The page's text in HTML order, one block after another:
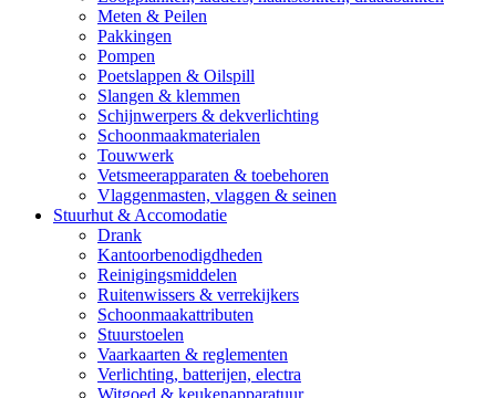
Meten & Peilen
Pakkingen
Pompen
Poetslappen & Oilspill
Slangen & klemmen
Schijnwerpers & dekverlichting
Schoonmaakmaterialen
Touwwerk
Vetsmeerapparaten & toebehoren
Vlaggenmasten, vlaggen & seinen
Stuurhut & Accomodatie
Drank
Kantoorbenodigdheden
Reinigingsmiddelen
Ruitenwissers & verrekijkers
Schoonmaakattributen
Stuurstoelen
Vaarkaarten & reglementen
Verlichting, batterijen, electra
Witgoed & keukenapparatuur